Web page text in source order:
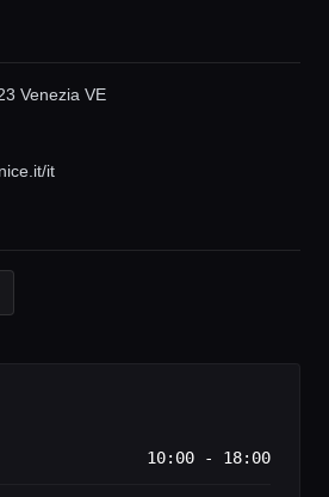
сервис
журнал
Venezia VE
it
10:00 - 18:00